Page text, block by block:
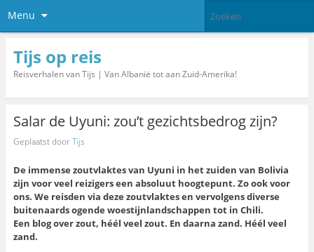
Menu
Tijs op reis
Reisverhalen van Tijs | Van Albanië tot aan Zuid-Amerika!
Salar de Uyuni: zou’t gezichtsbedrog zijn?
Geplaatst doorTijs
De immense zoutvlaktes van Uyuni in het zuiden van Bolivia
zijn voor veel reizigers een absoluut hoogtepunt. Zo ook voor
ons. We reisden via deze zoutvlaktes en vervolgens diverse
buitenaards ogende woestijnlandschappen tot in Chili.
Een blog over zout, héél veel zout. En daarna zand. Héél veel
zand.